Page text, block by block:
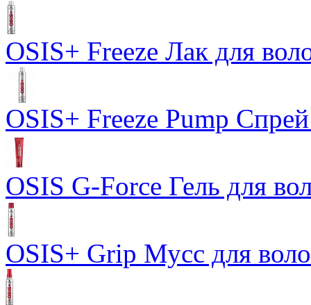
OSIS+ Freeze Лак для
OSIS+ Freeze Pump
OSIS G-Force Гель для
OSIS+ Grip Мусс для